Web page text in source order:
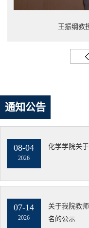
王振纲教
通知公告
08-04
2026
化学学院关
07-14
2026
关于我院教
名的公示